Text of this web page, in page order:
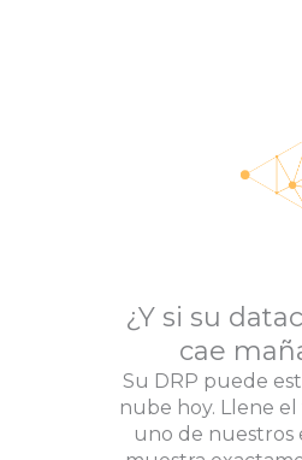
¿Y si su
cae
Su DRP puede
nube hoy. Llene
uno de nuestros